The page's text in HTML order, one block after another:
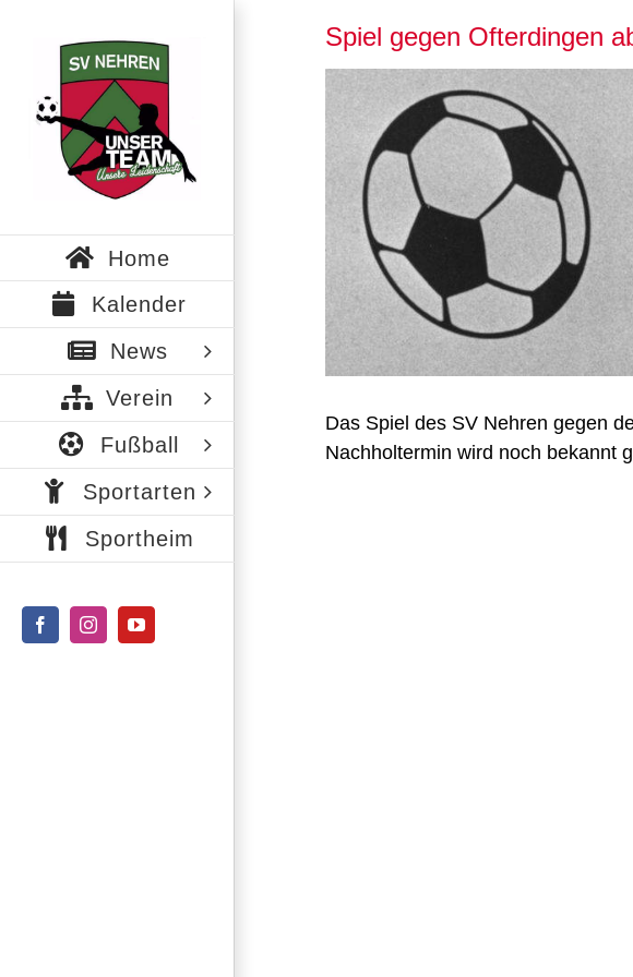
springen
Home
Kalender
News
Verein
Fußball
Sportarten
Sportheim
FacebookInstagramYouTube
Spiel gegen Ofterdingen
grösseres
Bild
Das Spiel des SV Nehren gegen
Nachholtermin wird noch bekannt